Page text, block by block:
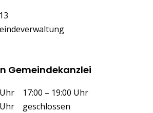
Gemeindekanzlei
Nachmittag
17:00 – 19:00 Uhr
geschlossen